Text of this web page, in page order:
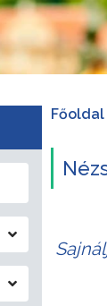
Főoldal